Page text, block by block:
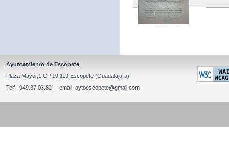
Ayuntamiento de Escopete
Plaza Mayor,1 CP 19.119 Escopete (Guadalajara)
Telf : 949.37.03.82 email: aytoescopete@gmail.com